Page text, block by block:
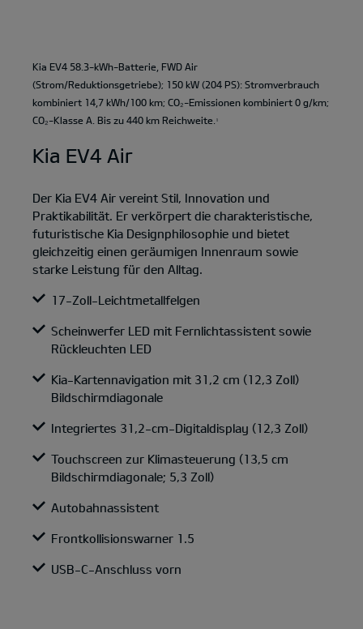
Kia EV4 58.3-kWh-Batterie, FWD Air
(Strom/Reduktionsgetriebe); 150 kW (204 PS): Stromverbrauch
kombiniert 14,7 kWh/100 km; CO₂-Emissionen kombiniert 0 g/km;
CO₂-Klasse A. Bis zu 440 km Reichweite.
1
Kia EV4 Air
Der Kia EV4 Air vereint Stil, Innovation und
Praktikabilität. Er verkörpert die charakteristische,
futuristische Kia Designphilosophie und bietet
gleichzeitig einen geräumigen Innenraum sowie
starke Leistung für den Alltag.
17-Zoll-Leichtmetallfelgen
Scheinwerfer LED mit Fernlichtassistent sowie
Rückleuchten LED
Kia-Kartennavigation mit 31,2 cm (12,3 Zoll)
Bildschirmdiagonale
Integriertes 31,2-cm-Digitaldisplay (12,3 Zoll)
Touchscreen zur Klimasteuerung (13,5 cm
Bildschirmdiagonale; 5,3 Zoll)
Autobahnassistent
Frontkollisionswarner 1.5
USB-C-Anschluss vorn